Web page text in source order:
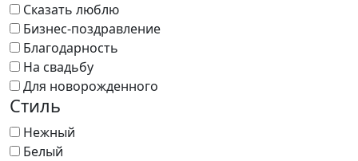
Сказать люблю
Бизнес-поздравление
Благодарность
На свадьбу
Для новорожденного
Стиль
Нежный
Белый